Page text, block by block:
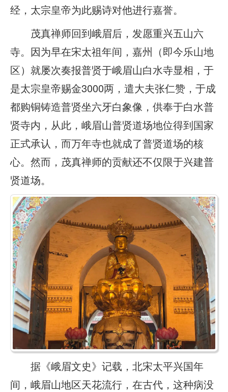
经，太宗皇帝为此赐诗对他进行嘉誉。
茂真禅师回到峨眉后，发愿重兴五山六
寺。因为早在宋太祖年间，嘉州（即今乐山地
区）就屡次奏报普贤于峨眉山白水寺显相，于
是太宗皇帝赐金3000两，遣大夫张仁赞，于成
都购铜铸造普贤坐六牙白象像，供奉于白水普
贤寺内，从此，峨眉山普贤道场地位得到国家
正式承认，而万年寺也就成了普贤道场的核
心。然而，茂真禅师的贡献还不仅限于兴建普
贤道场。
据《峨眉文史》记载，北宋太平兴国年
间，峨眉山地区天花流行，在古代，这种病没